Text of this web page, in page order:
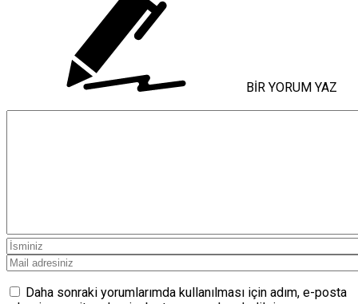
BİR YORUM YAZ
Daha sonraki yorumlarımda kullanılması için adım, e-posta